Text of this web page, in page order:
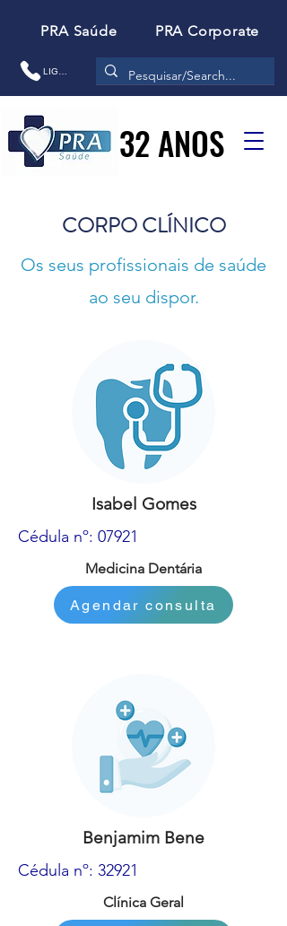
PRA Saúde PRA Corporate
32 ANOS
32 ANOS
CORPO CLÍNICO
Os seus profissionais de saúde
ao seu dispor.
Isabel Gomes
Cédula nº: 07921
Medicina Dentária
Agendar consulta
Benjamim Bene
Cédula nº: 32921
Clínica Geral